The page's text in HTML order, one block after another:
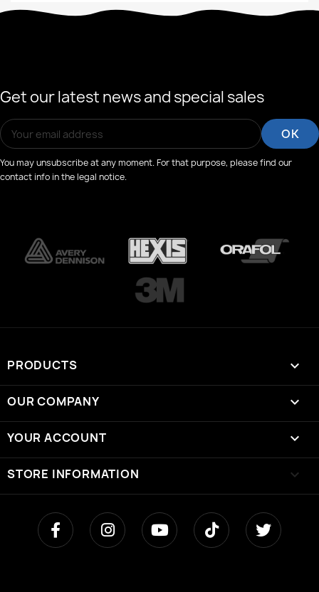
Get our latest news and special sales
You may unsubscribe at any moment. For that purpose, please find our
contact info in the legal notice.
PRODUCTS 
OUR COMPANY 
YOUR ACCOUNT 
STORE INFORMATION keyboard_arrow_down